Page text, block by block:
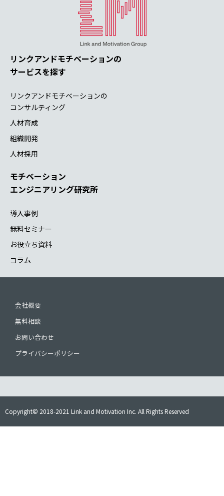
リンクアンドモチベーションの
サービスを探す
リンクアンドモチベーションの
コンサルティング
人材育成
組織開発
人材採用
モチベーション
エンジニアリング研究所
導入事例
無料セミナー
お役立ち資料
コラム
会社概要
無料相談
お問い合わせ
プライバシーポリシー
Copyright© 2018-2021 Link and Motivation Inc. All Rights Reserved